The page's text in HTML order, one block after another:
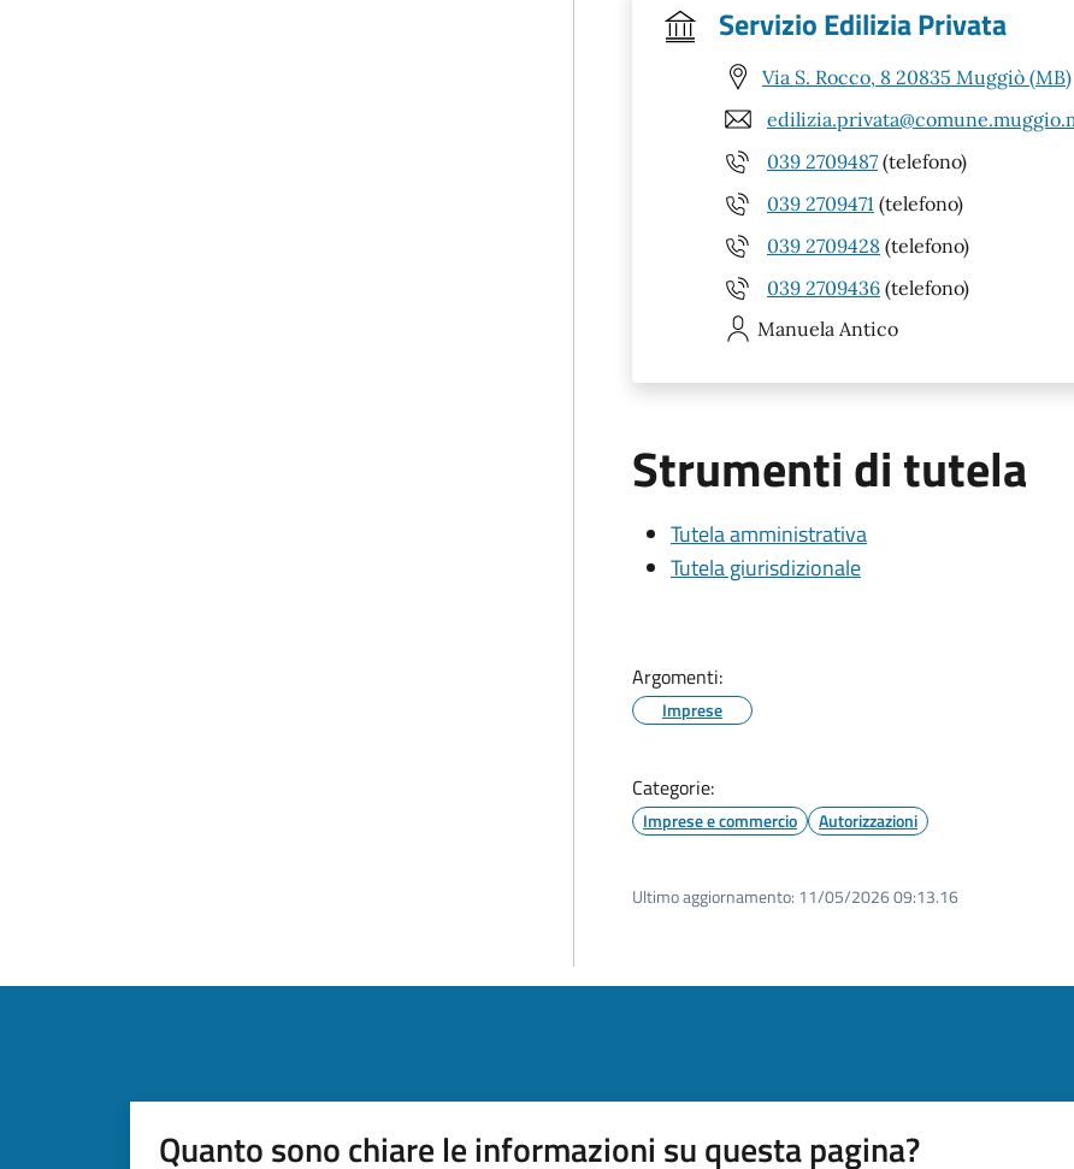
Servizio Edilizia Privata
Via S. Rocco, 8 20835 Muggiò (MB)
039 2709487 (telefono)
039 2709471 (telefono)
039 2709428 (telefono)
039 2709436 (telefono)
Manuela Antico
Strumenti di tutela
Tutela amministrativa
Tutela giurisdizionale
Argomenti:
Imprese
Categorie:
Imprese e commercio Autorizzazioni
Ultimo aggiornamento: 11/05/2026 09:13.16
Quanto sono chiare le informazioni su questa pagina?